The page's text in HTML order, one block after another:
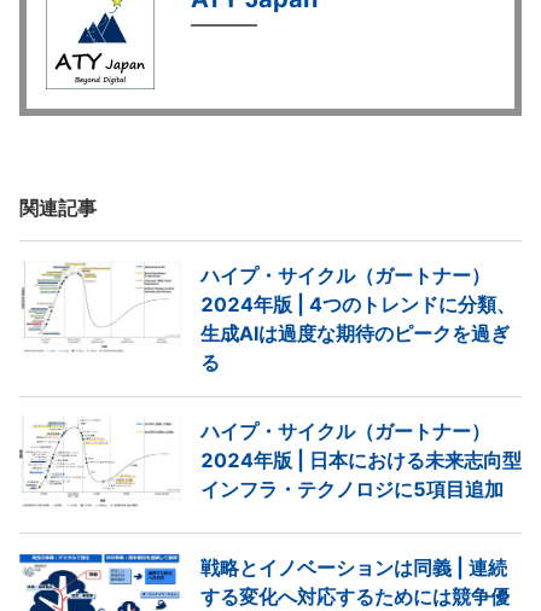
関連記事
ハイプ・サイクル（ガートナー）
2024年版 | 4つのトレンドに分類、
生成AIは過度な期待のピークを過ぎ
る
ハイプ・サイクル（ガートナー）
2024年版 | 日本における未来志向型
インフラ・テクノロジに5項目追加
戦略とイノベーションは同義 | 連続
する変化へ対応するためには競争優